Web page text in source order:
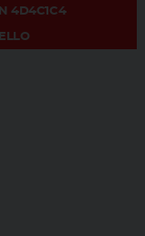
4D4C1C4